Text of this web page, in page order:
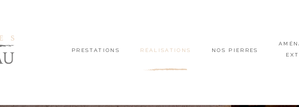
PRESTATIONS RÉALISATIONS NOS PIERRES